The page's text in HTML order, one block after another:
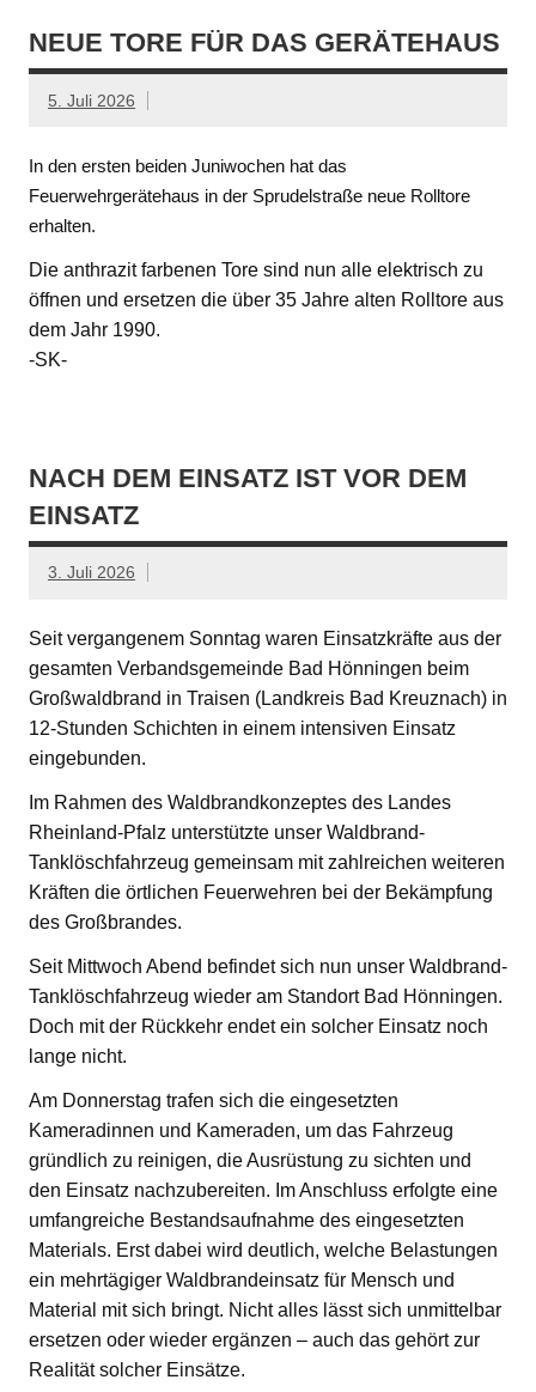
NEUE TORE FÜR DAS GERÄTEHAUS
5. Juli 2026
In den ersten beiden Juniwochen hat das
Feuerwehrgerätehaus in der Sprudelstraße neue Rolltore
erhalten.
Die anthrazit farbenen Tore sind nun alle elektrisch zu
öffnen und ersetzen die über 35 Jahre alten Rolltore aus
dem Jahr 1990.
-SK-
NACH DEM EINSATZ IST VOR DEM
EINSATZ
3. Juli 2026
Seit vergangenem Sonntag waren Einsatzkräfte aus der
gesamten Verbandsgemeinde Bad Hönningen beim
Großwaldbrand in Traisen (Landkreis Bad Kreuznach) in
12-Stunden Schichten in einem intensiven Einsatz
eingebunden.
Im Rahmen des Waldbrandkonzeptes des Landes
Rheinland-Pfalz unterstützte unser Waldbrand-
Tanklöschfahrzeug gemeinsam mit zahlreichen weiteren
Kräften die örtlichen Feuerwehren bei der Bekämpfung
des Großbrandes.
Seit Mittwoch Abend befindet sich nun unser Waldbrand-
Tanklöschfahrzeug wieder am Standort Bad Hönningen.
Doch mit der Rückkehr endet ein solcher Einsatz noch
lange nicht.
Am Donnerstag trafen sich die eingesetzten
Kameradinnen und Kameraden, um das Fahrzeug
gründlich zu reinigen, die Ausrüstung zu sichten und
den Einsatz nachzubereiten. Im Anschluss erfolgte eine
umfangreiche Bestandsaufnahme des eingesetzten
Materials. Erst dabei wird deutlich, welche Belastungen
ein mehrtägiger Waldbrandeinsatz für Mensch und
Material mit sich bringt. Nicht alles lässt sich unmittelbar
ersetzen oder wieder ergänzen – auch das gehört zur
Realität solcher Einsätze.